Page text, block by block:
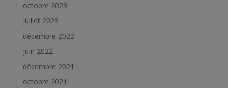
octobre 2023
juillet 2023
décembre 2022
juin 2022
décembre 2021
octobre 2021